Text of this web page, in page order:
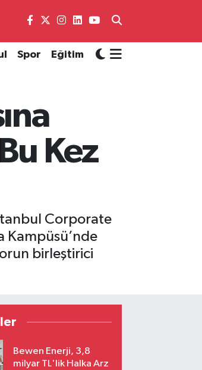
Spor Eğitim
Kez
Corporate
Kampüsü’nde
birleştirici
Bewen Enerji, 3,8
milyar TL'lik Halka Arz